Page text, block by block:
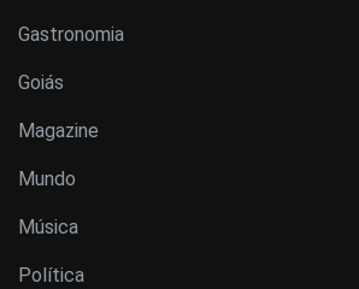
Gastronomia
Goiás
Magazine
Mundo
Música
Política